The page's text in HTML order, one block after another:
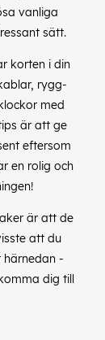
vanliga
sätt.
korten i din
rygg-
med
är att ge
eftersom
en rolig och
är att de
att du
härnedan -
dig till